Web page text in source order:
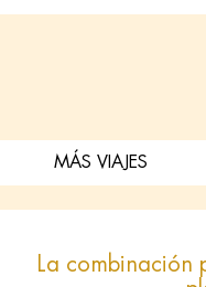
MÁS VIAJES
La combinación